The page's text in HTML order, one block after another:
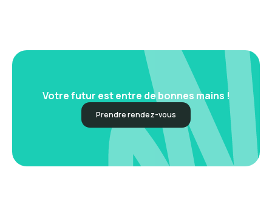
Votre futur est entre de bonnes mains !
Prendre rendez-vous